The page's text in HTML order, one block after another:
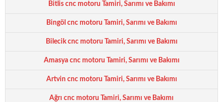
Bitlis cnc motoru Tamiri, Sarımı ve Bakımı
Bingöl cnc motoru Tamiri, Sarımı ve Bakımı
Bilecik cnc motoru Tamiri, Sarımı ve Bakımı
Amasya cnc motoru Tamiri, Sarımı ve Bakımı
Artvin cnc motoru Tamiri, Sarımı ve Bakımı
Ağrı cnc motoru Tamiri, Sarımı ve Bakımı